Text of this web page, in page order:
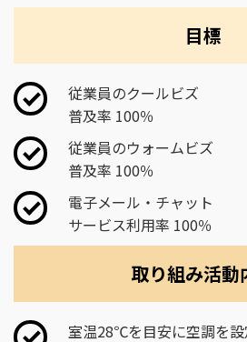
目標
従業員のクールビズ
普及率 100％
従業員のウォームビズ
普及率 100％
電子メール・チャット
サービス利用率 100％
取り組み活動
室温28℃を目安に空調を